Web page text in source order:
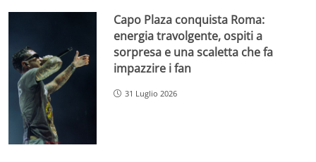
Capo Plaza conquista Roma:
energia travolgente, ospiti a
sorpresa e una scaletta che fa
impazzire i fan
31 Luglio 2026